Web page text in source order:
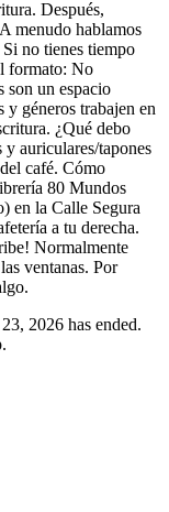
Después,
menudo hablamos
no tienes tiempo
formato: No
son un espacio
y géneros trabajen en
¿Qué debo
y auriculares/tapones
café. Cómo
80 Mundos
en la Calle Segura
a tu derecha.
Normalmente
ventanas. Por
2026 has ended.